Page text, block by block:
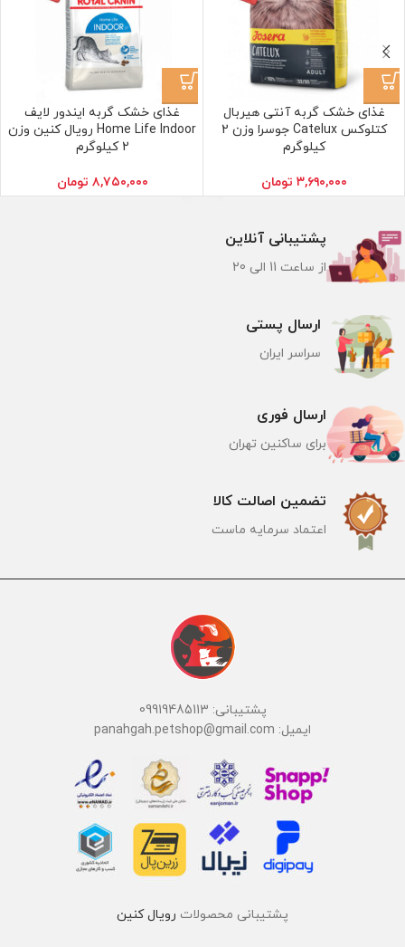
غذای خشک گربه آنتی هیربال
کتلوکس Catelux جوسرا وزن 2
کیلوگرم
۳,۶۹۰,۰۰۰ تومان
غذای خشک گربه ایندور لایف
Home Life Indoor رویال کنین وزن
2 کیلوگرم
۸,۷۵۰,۰۰۰ تومان
تضمین اصالت کالا
اعتماد سرمایه ماست
ارسال فوری
برای ساکنین تهران
ارسال پستی
سراسر ایران
پشتیبانی آنلاین
از ساعت 11 الی 20
پشتیبانی: 09919485113
ایمیل: panahgah.petshop@gmail.com
پشتیبانی محصولات رویال کنین